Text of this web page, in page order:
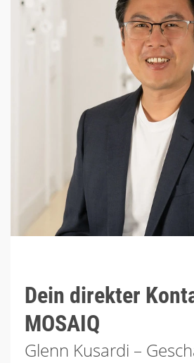
Dein direkter
MOSAIQ
Glenn Kusardi –